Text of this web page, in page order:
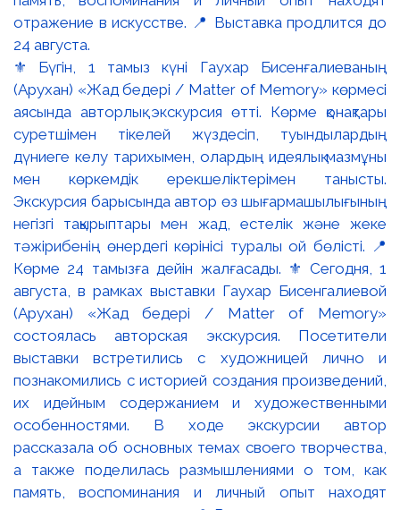
⚜️ Бүгін, 1 тамыз күні Гаухар Бисенғалиеваның
(Арухан) «Жад бедері / Matter of Memory» көрмесі
аясында авторлық экскурсия өтті. Көрме қонақтары
суретшімен тікелей жүздесіп, туындылардың
дүниеге келу тарихымен, олардың идеялық мазмұны
мен көркемдік ерекшеліктерімен танысты.
Экскурсия барысында автор өз шығармашылығының
негізгі тақырыптары мен жад, естелік және жеке
тәжірибенің өнердегі көрінісі туралы ой бөлісті. 📍
Көрме 24 тамызға дейін жалғасады. ⚜️ Сегодня, 1
августа, в рамках выставки Гаухар Бисенгалиевой
(Арухан) «Жад бедері / Matter of Memory»
состоялась авторская экскурсия. Посетители
выставки встретились с художницей лично и
познакомились с историей создания произведений,
их идейным содержанием и художественными
особенностями. В ходе экскурсии автор
рассказала об основных темах своего творчества,
а также поделилась размышлениями о том, как
память, воспоминания и личный опыт находят